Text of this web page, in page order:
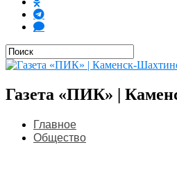
Газета «ПИК» |
Главное
Общество